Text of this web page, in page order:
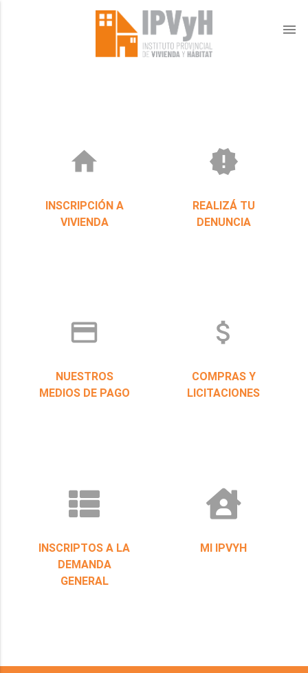
menu
home
INSCRIPCIÓN A
VIVIENDA
new_releases
REALIZÁ TU
DENUNCIA
credit_card
NUESTROS
MEDIOS DE PAGO
attach_money
COMPRAS Y
LICITACIONES
INSCRIPTOS A LA
DEMANDA
GENERAL
MI IPVYH